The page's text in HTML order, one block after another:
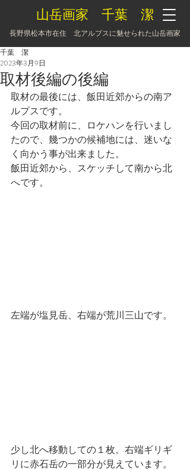
山岳画家 千葉 潔
長野県松本市在住 北アルプスに魅せられた山岳画家
取材後編の後編
千葉 潔
2023年3月9日
取材の最後には、飯田近郊からの南ア
ルプスです。
今回の取材前に、ロケハンを行いまし
たので、幾つかの候補地には、迷いな
く向かう事が出来ました。
飯田近郊から、スケッチして南から北
へです。
左端が塩見岳、右端が荒川三山です。
少し北へ移動しての１枚。右端ギリギ
リに赤石岳の一部分が見えています。